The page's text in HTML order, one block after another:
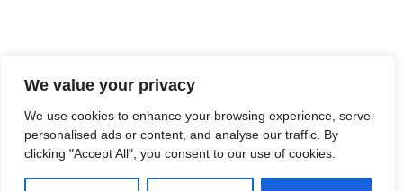
We value your privacy
We use cookies to enhance your browsing experience, serve
personalised ads or content, and analyse our traffic. By
clicking "Accept All", you consent to our use of cookies.
Podmínky užití
Ochrana osobních údajů
Systém whistleblowerů